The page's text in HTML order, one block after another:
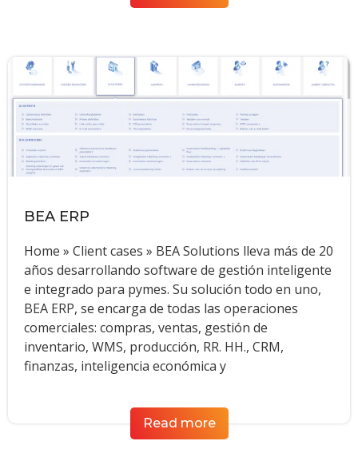
BEA ERP
Home » Client cases » BEA Solutions lleva más de 20
años desarrollando software de gestión inteligente
e integrado para pymes. Su solución todo en uno,
BEA ERP, se encarga de todas las operaciones
comerciales: compras, ventas, gestión de
inventario, WMS, producción, RR. HH., CRM,
finanzas, inteligencia económica y
Read more